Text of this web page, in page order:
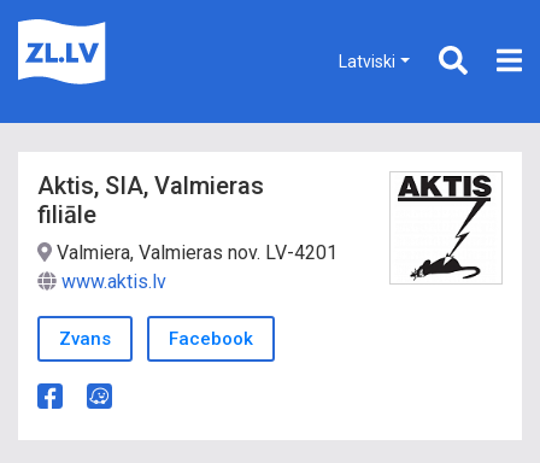
Latviski
Aktis, SIA, Valmieras
filiāle
Valmiera, Valmieras nov. LV-4201
www.aktis.lv
Zvans Facebook